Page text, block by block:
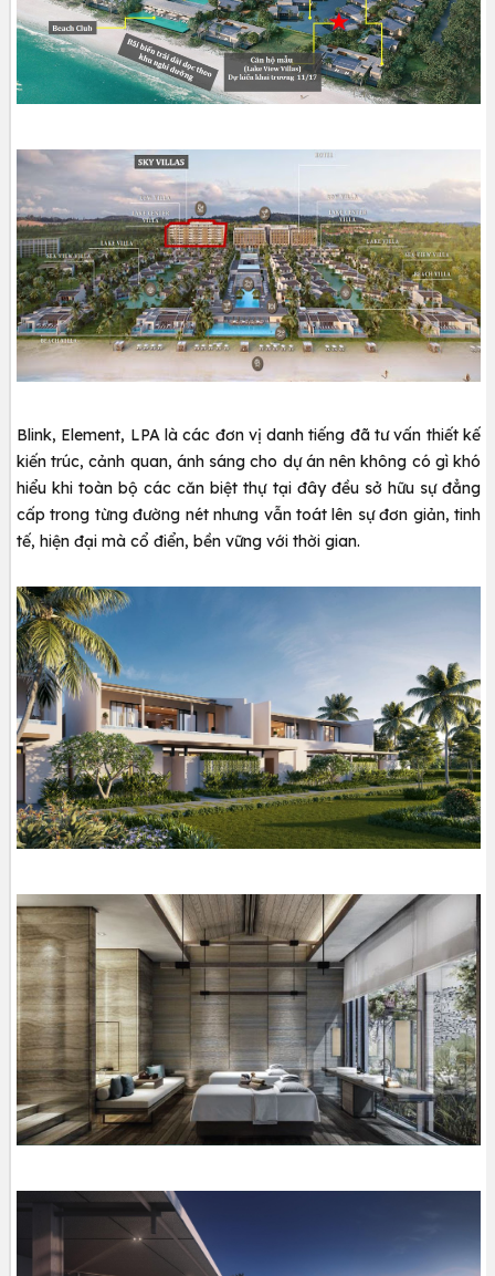
Blink, Element, LPA là các đơn vị danh tiếng đã tư vấn thiết kế
kiến trúc, cảnh quan, ánh sáng cho dự án nên không có gì khó
hiểu khi toàn bộ các căn biệt thự tại đây đều sở hữu sự đẳng
cấp trong từng đường nét nhưng vẫn toát lên sự đơn giản, tinh
tế, hiện đại mà cổ điển, bền vững với thời gian.